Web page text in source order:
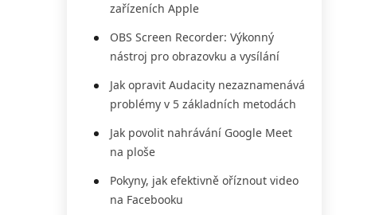
zařízeních Apple
OBS Screen Recorder: Výkonný
nástroj pro obrazovku a vysílání
Jak opravit Audacity nezaznamenává
problémy v 5 základních metodách
Jak povolit nahrávání Google Meet
na ploše
Pokyny, jak efektivně oříznout video
na Facebooku